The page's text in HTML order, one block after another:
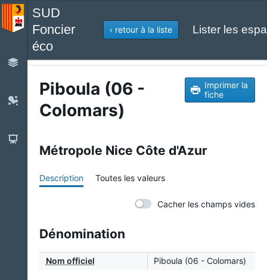
SUD
Foncier
éco
‹ retour à la liste Lister les
Piboula (06 -
Colomars)
Imprimer la
fiche
Métropole Nice Côte d'Azur
Description Toutes les valeurs
Cacher les champs vides
Dénomination
Nom officiel Piboula (06 - Colomars)